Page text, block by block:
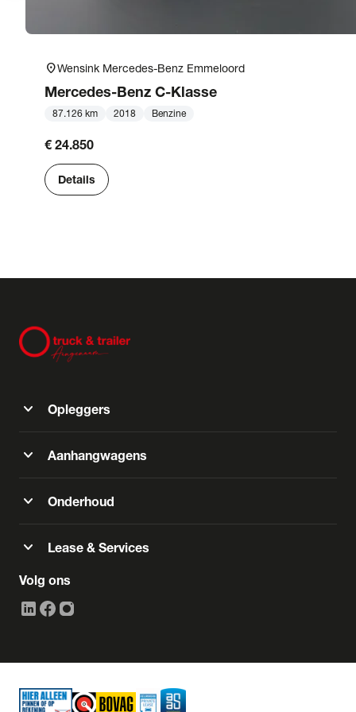
location_onWensink Mercedes-Benz Emmeloord
Mercedes-Benz C-Klasse
87.126 km 2018 Benzine
€ 24.850
Details
expand_more Opleggers
expand_more Aanhangwagens
expand_more Onderhoud
expand_more Lease & Services
Volg ons